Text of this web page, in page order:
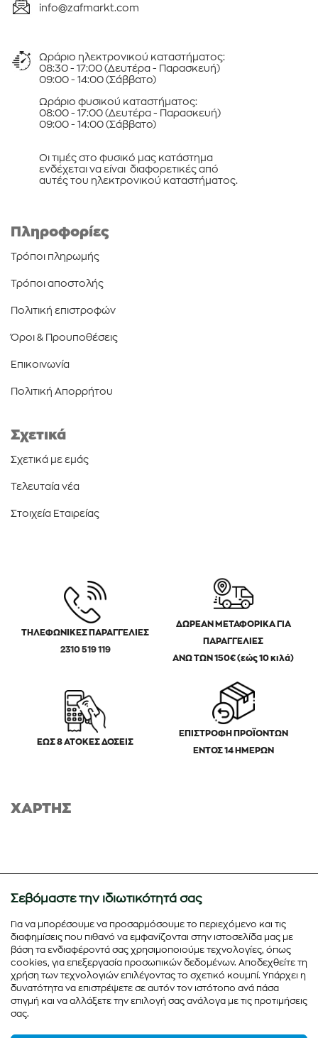
info@zafmarkt.com
Ωράριο ηλεκτρονικού καταστήματος:
08:30 - 17:00 (Δευτέρα - Παρασκευή)
09:00 - 14:00 (Σάββατο)
Ωράριο φυσικού καταστήματος:
08:00 - 17:00 (Δευτέρα - Παρασκευή)
09:00 - 14:00 (Σάββατο)
Οι τιμές στο φυσικό μας κατάστημα
ενδέχεται να είναι διαφορετικές από
αυτές του ηλεκτρονικού καταστήματος.
Πληροφορίες
Τρόποι πληρωμής
Τρόποι αποστολής
Πολιτική επιστροφών
Όροι & Προυποθέσεις
Επικοινωνία
Πολιτική Απορρήτου
Σχετικά
Σχετικά με εμάς
Τελευταία νέα
Στοιχεία Εταιρείας
ΤΗΛΕΦΩΝΙΚΕΣ ΠΑΡΑΓΓΕΛΙΕΣ
2310 519 119
ΔΩΡΕΑΝ ΜΕΤΑΦΟΡΙΚΑ ΓΙΑ
ΠΑΡΑΓΓΕΛΙΕΣ
ΑΝΩ ΤΩΝ 150€ (εώς 10 κιλά)
ΕΩΣ 8 ΑΤΟΚΕΣ ΔΟΣΕΙΣ
ΕΠΙΣΤΡΟΦΗ ΠΡΟΪΟΝΤΩΝ
ΕΝΤΟΣ 14 ΗΜΕΡΩΝ
ΧΑΡΤΗΣ
Σεβόμαστε την ιδιωτικότητά σας
Για να μπορέσουμε να προσαρμόσουμε το περιεχόμενο και τις
διαφημίσεις που πιθανό να εμφανίζονται στην ιστοσελίδα μας με
βάση τα ενδιαφέροντά σας χρησιμοποιούμε τεχνολογίες, όπως
cookies, για επεξεργασία προσωπικών δεδομένων. Αποδεχθείτε τη
χρήση των τεχνολογιών επιλέγοντας το σχετικό κουμπί. Υπάρχει η
δυνατότητα να επιστρέψετε σε αυτόν τον ιστότοπο ανά πάσα
στιγμή και να αλλάξετε την επιλογή σας ανάλογα με τις προτιμήσεις
σας.